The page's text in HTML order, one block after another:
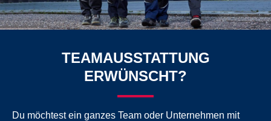
TEAMAUSSTATTUNG
ERWÜNSCHT?
Du möchtest ein ganzes Team oder Unternehmen mit